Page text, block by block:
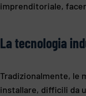
imprenditoriale,
La tecnologia
Tradizionalmente, le
installare, difficili da